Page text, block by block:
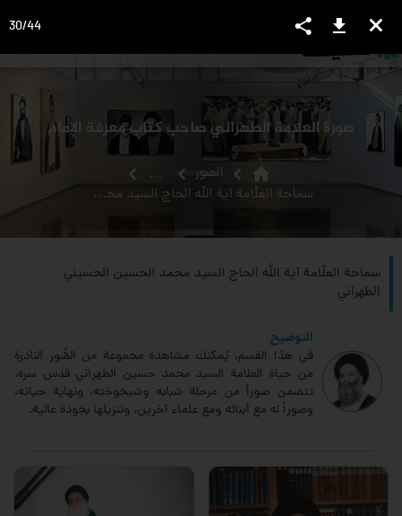
view_headline
صورة العلامة الطهراني صاحب كتاب معرفة الإمام
home الصور
...
سماحة العلّامة آية الله الحاج السيد محمد الحسين الحسيني الطهراني
سماحة العلّامة آية الله الحاج السيد محمد الحسين الحسيني
الطهراني
التوضيح
في هذا القسم، يُمكنك مشاهدة مجموعة من الصُّور النادرة
من حياة العلامة السيد محمد حسين الطهراني قدس سره،
تتضمن صوراً من مرحلة شبابه وشيخوخته، ونهاية حياته،
وصوراً له مع أبنائه ومع علماء آخرين، وتنزيلها بجودة عالية.
close
download
share
30/44